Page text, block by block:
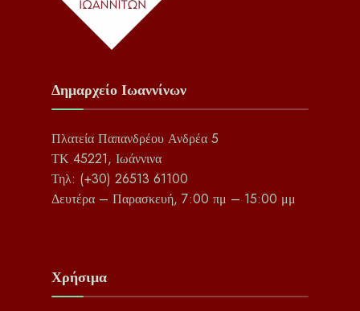
Δημαρχείο Ιωαννίνων
Πλατεία Παπανδρέου Ανδρέα 5
ΤΚ 45221, Ιωάννινα
Τηλ: (+30) 26513 61100
Δευτέρα – Παρασκευή, 7:00 πμ – 15:00 μμ
Χρήσιμα